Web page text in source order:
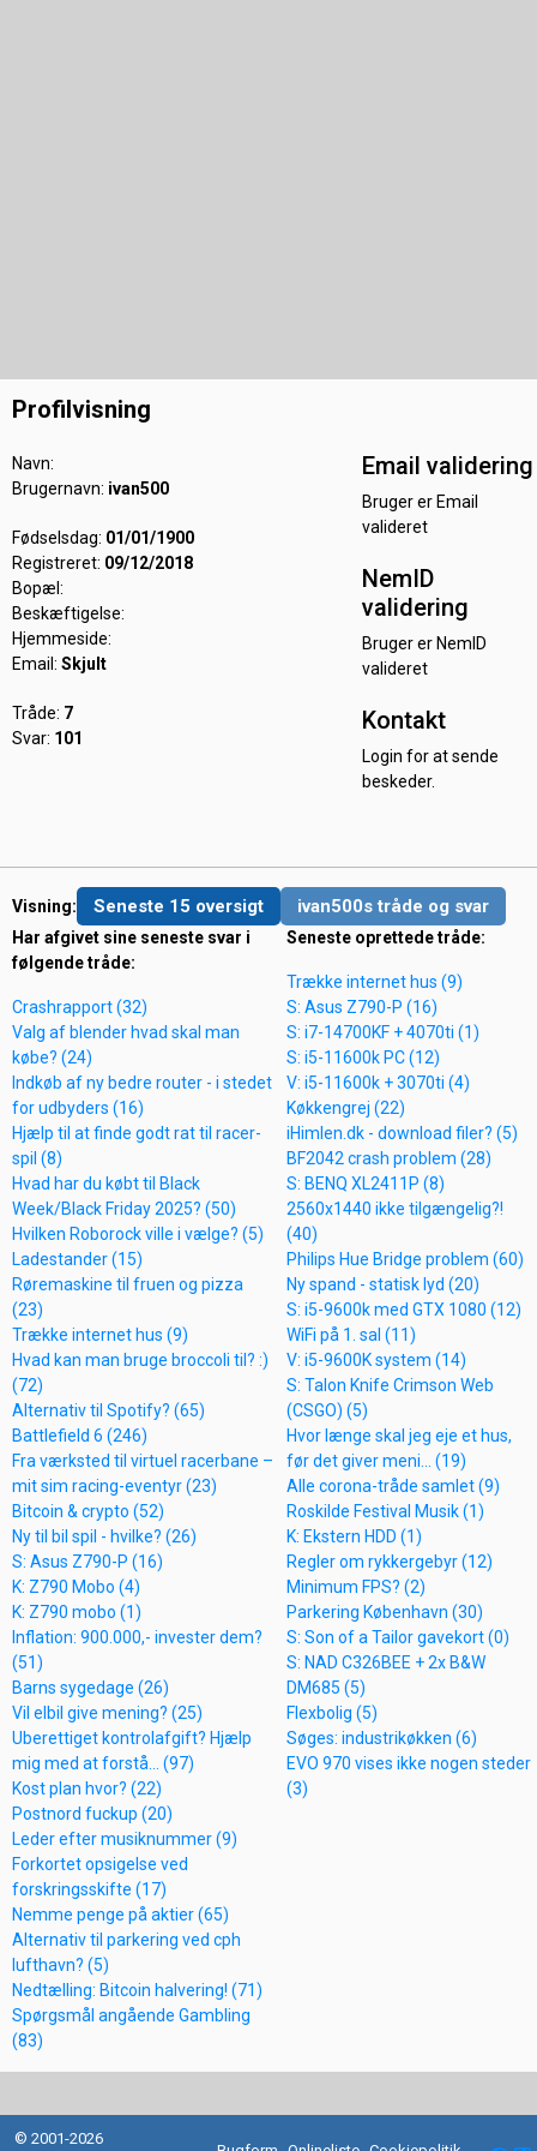
Profilvisning
Navn:
Brugernavn: ivan500
Fødselsdag: 01/01/1900
Registreret: 09/12/2018
Bopæl:
Beskæftigelse:
Hjemmeside:
Email: Skjult
Tråde: 7
Svar: 101
Email validering
Bruger er Email
valideret
NemID
validering
Bruger er NemID
valideret
Kontakt
Login for at sende
beskeder.
Visning: Seneste 15 oversigt ivan500s tråde og svar
Har afgivet sine seneste svar i
følgende tråde:
Crashrapport (32)
Valg af blender hvad skal man
købe? (24)
Indkøb af ny bedre router - i stedet
for udbyders (16)
Hjælp til at finde godt rat til racer-
spil (8)
Hvad har du købt til Black
Week/Black Friday 2025? (50)
Hvilken Roborock ville i vælge? (5)
Ladestander (15)
Røremaskine til fruen og pizza
(23)
Trække internet hus (9)
Hvad kan man bruge broccoli til? :)
(72)
Alternativ til Spotify? (65)
Battlefield 6 (246)
Fra værksted til virtuel racerbane –
mit sim racing-eventyr (23)
Bitcoin & crypto (52)
Ny til bil spil - hvilke? (26)
S: Asus Z790-P (16)
K: Z790 Mobo (4)
K: Z790 mobo (1)
Inflation: 900.000,- invester dem?
(51)
Barns sygedage (26)
Vil elbil give mening? (25)
Uberettiget kontrolafgift? Hjælp
mig med at forstå... (97)
Kost plan hvor? (22)
Postnord fuckup (20)
Leder efter musiknummer (9)
Forkortet opsigelse ved
forskringsskifte (17)
Nemme penge på aktier (65)
Alternativ til parkering ved cph
lufthavn? (5)
Nedtælling: Bitcoin halvering! (71)
Spørgsmål angående Gambling
(83)
Seneste oprettede tråde:
Trække internet hus (9)
S: Asus Z790-P (16)
S: i7-14700KF + 4070ti (1)
S: i5-11600k PC (12)
V: i5-11600k + 3070ti (4)
Køkkengrej (22)
iHimlen.dk - download filer? (5)
BF2042 crash problem (28)
S: BENQ XL2411P (8)
2560x1440 ikke tilgængelig?!
(40)
Philips Hue Bridge problem (60)
Ny spand - statisk lyd (20)
S: i5-9600k med GTX 1080 (12)
WiFi på 1. sal (11)
V: i5-9600K system (14)
S: Talon Knife Crimson Web
(CSGO) (5)
Hvor længe skal jeg eje et hus,
før det giver meni... (19)
Alle corona-tråde samlet (9)
Roskilde Festival Musik (1)
K: Ekstern HDD (1)
Regler om rykkergebyr (12)
Minimum FPS? (2)
Parkering København (30)
S: Son of a Tailor gavekort (0)
S: NAD C326BEE + 2x B&W
DM685 (5)
Flexbolig (5)
Søges: industrikøkken (6)
EVO 970 vises ikke nogen steder
(3)
© 2001-2026